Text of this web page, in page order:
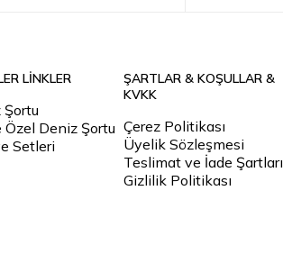
LİNKLER
Şortu
Özel Deniz Şortu
Setleri
ŞARTLAR & KOŞULLAR &
KVKK
Çerez Politikası
Üyelik Sözleşmesi
Teslimat ve İade Şartları
Gizlilik Politikası